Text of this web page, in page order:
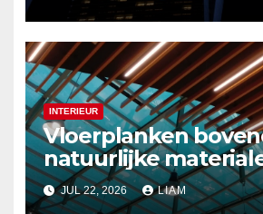
INTERIEUR
Vloerplanken
natuurlijke
moderne
JUL 22, 2026 LIAM